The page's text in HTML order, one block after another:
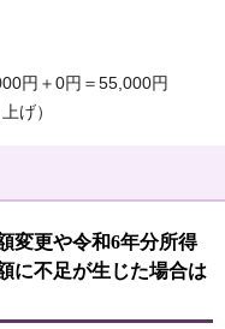
円＋0円＝55,000円
げ）
変更や令和6年分所得
に不足が生じた場合は